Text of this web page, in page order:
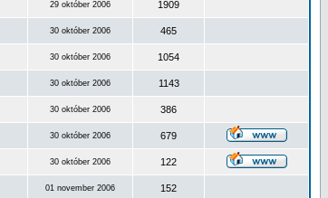
29 október 2006 1909
30 október 2006 465
30 október 2006 1054
30 október 2006 1143
30 október 2006 386
30 október 2006 679
30 október 2006 122
01 november 2006 152